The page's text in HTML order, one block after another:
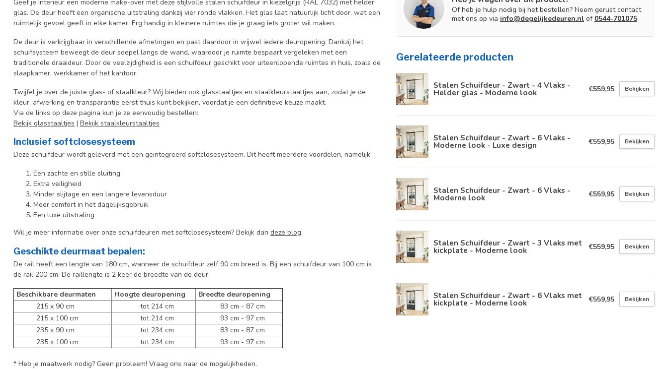
Geef je interieur een moderne make-over met deze stijlvolle stalen schuifdeur in kiezelgrijs (RAL 7032) met helder
glas. De deur heeft een organische uitstraling dankzij vier ronde vlakken. Het glas laat natuurlijk licht door, wat een
ruimtelijk gevoel geeft in elke kamer. Erg handig in kleinere ruimtes die je graag iets groter wil maken.
De deur is verkrijgbaar in verschillende afmetingen en past daardoor in vrijwel iedere deuropening. Dankzij het
schuifsysteem beweegt de deur soepel langs de wand, waardoor je ruimte bespaart vergeleken met een
traditionele draaideur. Door de veelzijdigheid is een schuifdeur geschikt voor uiteenlopende ruimtes in huis, zoals de
slaapkamer, werkkamer of het kantoor.
Twijfel je over de juiste glas- of staalkleur? Wij bieden ook glasstaaltjes en staalkleurstaaltjes aan, zodat je de
kleur, afwerking en transparantie eerst thuis kunt bekijken, voordat je een definitieve keuze maakt.
Via de links op deze pagina kun je ze eenvoudig bestellen:
Bekijk glasstaaltjes | Bekijk staalkleurstaaltjes
Inclusief softclosesysteem
Deze schuifdeur wordt geleverd met een geïntegreerd softclosesysteem. Dit heeft meerdere voordelen, namelijk:
Een zachte en stille sluiting
Extra veiligheid
Minder slijtage en een langere levensduur
Meer comfort in het dagelijksgebruik
Een luxe uitstraling
Wil je meer informatie over onze schuifdeuren met softclosesysteem? Bekijk dan deze blog.
Geschikte deurmaat bepalen:
De rail heeft een lengte van 180 cm, wanneer de schuifdeur zelf 90 cm breed is. Bij een schuifdeur van 100 cm is
de rail 200 cm. De raillengte is 2 keer de breedte van de deur.
Beschikbare deurmaten Hoogte deuropening
Breedte deuropening
215 x 90 cm
tot 214 cm
83 cm - 87 cm
215 x 100 cm
tot 214 cm
93 cm - 97 cm
235 x 90 cm
tot 234 cm
83 cm - 87 cm
235 x 100 cm
tot 234 cm 93 cm - 97 cm
* Heb je maatwerk nodig? Geen probleem! Vraag ons naar de mogelijkheden.
Of heb je hulp nodig bij het bestellen? Neem gerust contact
met ons op via info@degelijkedeuren.nl of 0544-701075.
Gerelateerde producten
Stalen Schuifdeur - Zwart - 4 Vlaks -
Helder glas - Moderne look €559,95 Bekijken
Stalen Schuifdeur - Zwart - 6 Vlaks -
Moderne look - Luxe design €559,95 Bekijken
Stalen Schuifdeur - Zwart - 6 Vlaks -
Moderne look €559,95 Bekijken
Stalen Schuifdeur - Zwart - 3 Vlaks met
kickplate - Moderne look €559,95 Bekijken
Stalen Schuifdeur - Zwart - 6 Vlaks met
kickplate - Moderne look €559,95 Bekijken